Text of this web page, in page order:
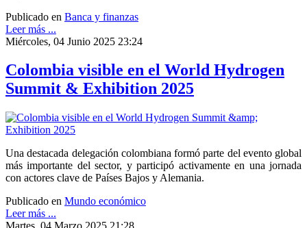
Publicado en Banca y finanzas
Leer más ...
Miércoles, 04 Junio 2025 23:24
Colombia visible en el World Hydrogen
Summit & Exhibition 2025
Una destacada delegación colombiana formó parte del evento global
más importante del sector, y participó activamente en una jornada
con actores clave de Países Bajos y Alemania.
Publicado en Mundo económico
Leer más ...